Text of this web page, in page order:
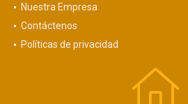
Nuestra Empresa
Contáctenos
Políticas de privacidad